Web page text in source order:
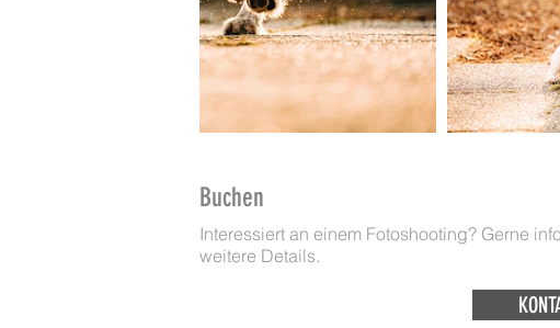
Buchen
Interessiert an einem Fotoshooting? Gerne
weitere Details.